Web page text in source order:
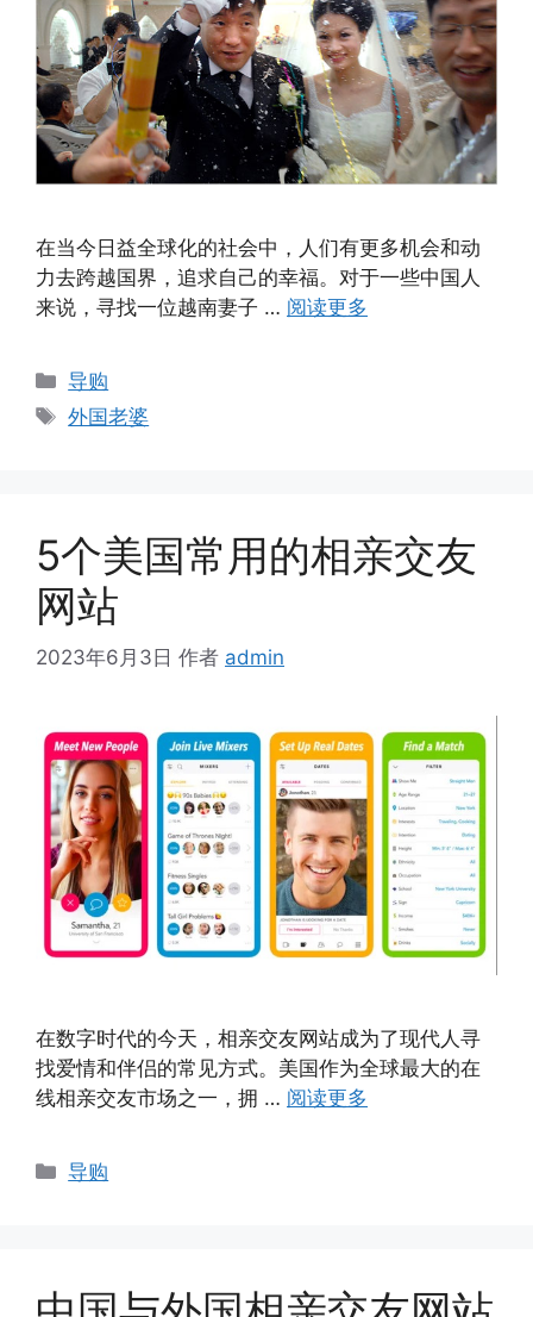
在当今日益全球化的社会中，人们有更多机会和动
力去跨越国界，追求自己的幸福。对于一些中国人
来说，寻找一位越南妻子 … 阅读更多
分
类
导购
标
外国老婆
5个美国常用的相亲交友
网站
2023年6月3日 作者 admin
在数字时代的今天，相亲交友网站成为了现代人寻
找爱情和伴侣的常见方式。美国作为全球最大的在
线相亲交友市场之一，拥 … 阅读更多
分
导购